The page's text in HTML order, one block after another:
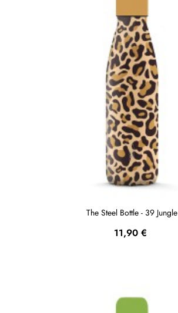
The Steel Bottle - 39 Jungle
Prezzo
11,90 €